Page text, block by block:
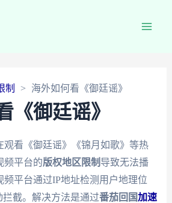
制 海外如何看《御廷谣》
《御廷谣》
观看《御廷谣》《锦月如歌》等热
频平台的版权地区限制 导致无法播
频平台通过IP地址检测用户地理位
截。解决方法是通过番茄回国加速